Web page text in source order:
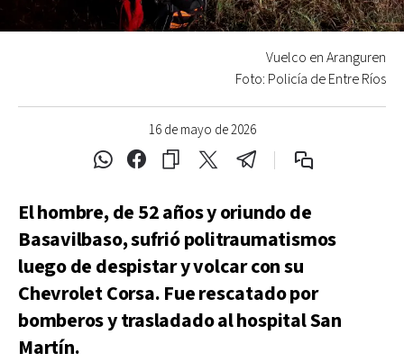
16 de mayo de 2026
Vuelco en Aranguren
Foto: Policía de Entre Ríos
El hombre, de 52 años y oriundo de
Basavilbaso, sufrió politraumatismos
luego de despistar y volcar con su
Chevrolet Corsa. Fue rescatado por
bomberos y trasladado al hospital San
Martín.